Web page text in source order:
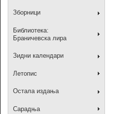
Зборници
Библиотека:
Браничевска лира
Зидни календари
Летопис
Остала издања
Сарадња